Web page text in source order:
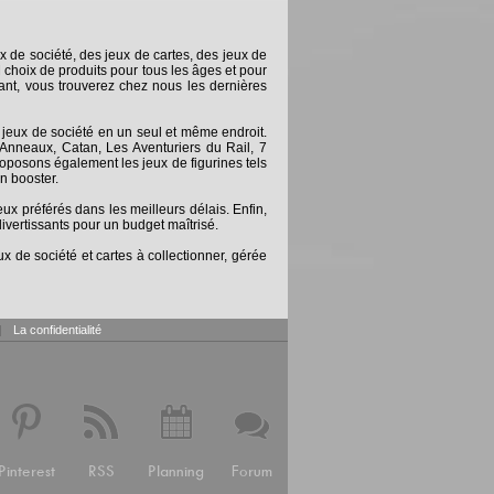
de société, des jeux de cartes, des jeux de
de produits pour tous les âges et pour
vous trouverez chez nous les dernières
de société en un seul et même endroit.
Catan, Les Aventuriers du Rail, 7
également les jeux de figurines tels
booster.
préférés dans les meilleurs délais. Enfin,
pour un budget maîtrisé.
de société et cartes à collectionner, gérée
| La confidentialité
Pinterest RSS Planning Forum